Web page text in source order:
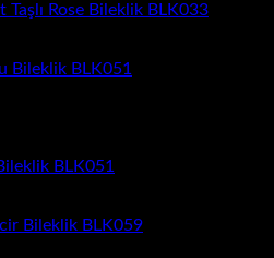
Rose Bileklik BLK033
BLK051